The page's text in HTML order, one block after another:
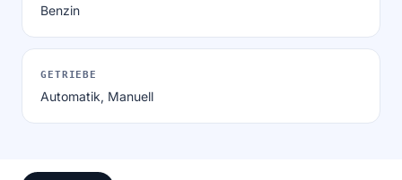
Benzin
GETRIEBE
Automatik, Manuell